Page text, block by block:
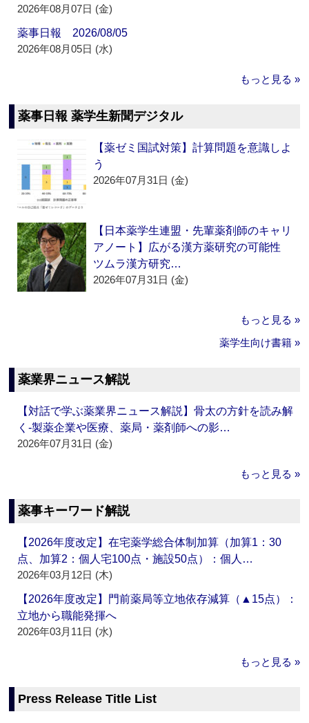
2026年08月07日 (金)
薬事日報 2026/08/05
2026年08月05日 (水)
もっと見る »
薬事日報 薬学生新聞デジタル
【薬ゼミ国試対策】計算問題を意識しよ
う
2026年07月31日 (金)
【日本薬学生連盟・先輩薬剤師のキャリ
アノート】広がる漢方薬研究の可能性
ツムラ漢方研究…
2026年07月31日 (金)
もっと見る »
薬学生向け書籍 »
薬業界ニュース解説
【対話で学ぶ薬業界ニュース解説】骨太の方針を読み解
く‐製薬企業や医療、薬局・薬剤師への影…
2026年07月31日 (金)
もっと見る »
薬事キーワード解説
【2026年度改定】在宅薬学総合体制加算（加算1：30
点、加算2：個人宅100点・施設50点）：個人…
2026年03月12日 (木)
【2026年度改定】門前薬局等立地依存減算（▲15点）：
立地から職能発揮へ
2026年03月11日 (水)
もっと見る »
Press Release Title List